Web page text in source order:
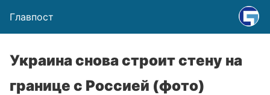
Главпост
Украина снова строит стену на
границе с Россией (фото)